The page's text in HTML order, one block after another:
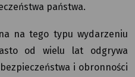
państwa.
na tego typu wydarzeniu
od wielu lat odgrywa
i obronności